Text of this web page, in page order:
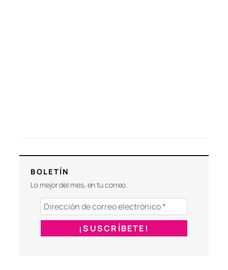
BOLETÍN
Lo mejor del mes, en tu correo.